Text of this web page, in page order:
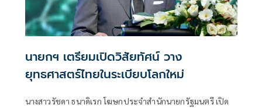
นายกฯ เตรียมเปิดวิสัยทัศน์ วาง
ยุทธศาสตร์ไทยในระเบียบโลกใหม่
นางสาวรัชดา ธนาดิเรก โฆษกประจำสำนักนายกรัฐมนตรี เปิด